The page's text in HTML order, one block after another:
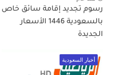
رسوم تجديد إقامة سائق خاص
بالسعودية 1446 الأسعار
الجديدة
أخبار السعودية